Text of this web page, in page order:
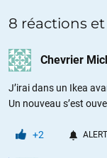
8 réactions
Chevrier
J’irai dans un Ikea
Un nouveau s’est
+2